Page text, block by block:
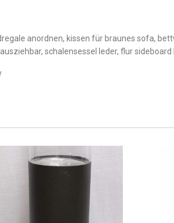
anordnen, kissen für braunes sofa,
schalensessel leder, flur